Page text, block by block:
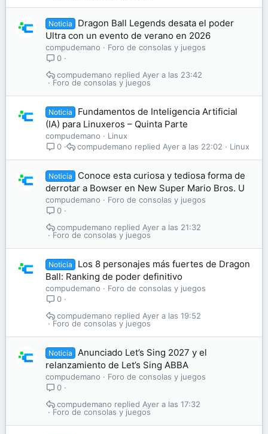
Noticia
Dragon Ball Legends desata el poder
Ultra con un evento de verano en 2026
compudemano
Foro de consolas y juegos
0
Foro de consolas y juegos
Ayer a las 23:42
compudemano
Noticia
Fundamentos de Inteligencia Artificial
(IA) para Linuxeros – Quinta Parte
compudemano
Linux
0
Linux
Ayer a las 22:02
compudemano
Noticia
Conoce esta curiosa y tediosa forma de
derrotar a Bowser en New Super Mario Bros. U
compudemano
Foro de consolas y juegos
0
Foro de consolas y juegos
Ayer a las 21:32
compudemano
Noticia
Los 8 personajes más fuertes de Dragon
Ball: Ranking de poder definitivo
compudemano
Foro de consolas y juegos
0
Foro de consolas y juegos
Ayer a las 19:52
compudemano
Noticia
Anunciado Let’s Sing 2027 y el
relanzamiento de Let’s Sing ABBA
compudemano
Foro de consolas y juegos
0
Foro de consolas y juegos
Ayer a las 17:32
compudemano